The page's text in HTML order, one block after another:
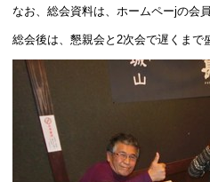
ビ
ゲ
ー
なお、総会資料は、ホームペーjの会
総会後は、懇親会と2次会で遅くまで